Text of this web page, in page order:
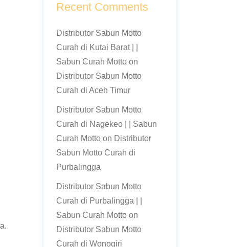
Recent Comments
Distributor Sabun Motto
Curah di Kutai Barat | |
Sabun Curah Mottoon
Distributor Sabun Motto
Curah di Aceh Timur
Distributor Sabun Motto
Curah di Nagekeo | | Sabun
Curah Mottoon Distributor
Sabun Motto Curah di
Purbalingga
Distributor Sabun Motto
Curah di Purbalingga | |
Sabun Curah Mottoon
Distributor Sabun Motto
Curah di Wonogiri